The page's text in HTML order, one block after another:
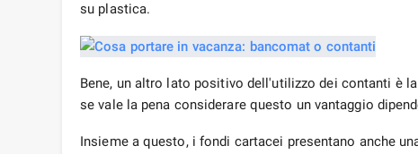
su plastica.
Bene, un altro lato positivo dell'utilizzo dei contanti è
se vale la pena considerare questo un vantaggio
Insieme a questo, i fondi cartacei presentano anche